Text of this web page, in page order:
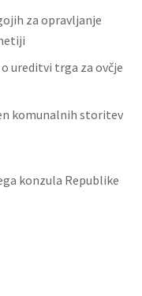
za opravljanje
ureditvi trga za ovčje
komunalnih storitev
konzula Republike